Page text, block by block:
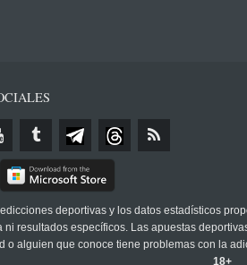
deportivas y los datos estadísticos
resultados específicos. Las apuestas
o alguien que conoce tiene problemas con la
18+